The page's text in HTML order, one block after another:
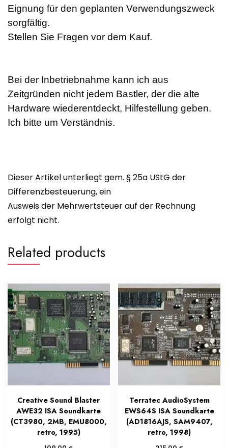
Eignung für den geplanten Verwendungszweck
sorgfältig.
Stellen Sie Fragen vor dem Kauf.
Bei der Inbetriebnahme kann ich aus
Zeitgründen nicht jedem Bastler, der die alte
Hardware wiederentdeckt, Hilfestellung geben.
Ich bitte um Verständnis.
Dieser Artikel unterliegt gem. § 25a UStG der
Differenzbesteuerung, ein
Ausweis der Mehrwertsteuer auf der Rechnung
erfolgt nicht.
Related products
Creative Sound Blaster
AWE32 ISA Soundkarte
(CT3980, 2MB, EMU8000,
retro, 1995)
Terratec AudioSystem
EWS64S ISA Soundkarte
(AD1816AJS, SAM9407,
retro, 1998)